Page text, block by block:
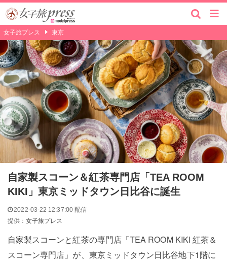
女子旅プレス 東京
自家製スコーン＆紅茶専門店「TEA ROOM
KIKI」東京ミッドタウン日比谷に誕生
2022-03-22 12:37:00 配信
提供：女子旅プレス
自家製スコーンと紅茶の専門店「TEA ROOM KIKI 紅茶＆
スコーン専門店」が、東京ミッドタウン日比谷地下1階に